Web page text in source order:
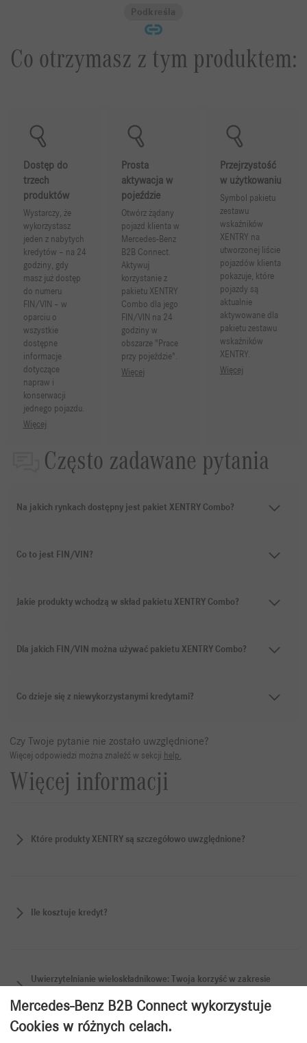
Podkreśla
Co otrzymasz z tym produktem:
Dostęp do
trzech
produktów
Wystarczy, że
wykorzystasz
jeden z nabytych
kredytów – na 24
godziny, gdy
masz już dostęp
do numeru
FIN/VIN – w
oparciu o
wszystkie
dostępne
informacje
dotyczące
napraw i
konserwacji
jednego pojazdu.
Więcej
Prosta
aktywacja w
pojeździe
Otwórz żądany
pojazd klienta w
Mercedes-Benz
B2B Connect.
Aktywuj
korzystanie z
pakietu XENTRY
Combo dla jego
FIN/VIN na 24
godziny w
obszarze "Prace
przy pojeździe".
Więcej
Przejrzystość
w użytkowaniu
Symbol pakietu
zestawu
wskaźników
XENTRY na
utworzonej liście
pojazdów klienta
pokazuje, które
pojazdy są
aktualnie
aktywowane dla
pakietu zestawu
wskaźników
XENTRY.
Więcej
Często zadawane pytania
Na jakich rynkach dostępny jest pakiet XENTRY Combo?
Co to jest FIN/VIN?
Jakie produkty wchodzą w skład pakietu XENTRY Combo?
Dla jakich FIN/VIN można używać pakietu XENTRY Combo?
Co dzieje się z niewykorzystanymi kredytami?
Czy Twoje pytanie nie zostało uwzględnione?
Więcej odpowiedzi można znaleźć w sekcji help.
Więcej informacji
Które produkty XENTRY są szczegółowo uwzględnione?
Ile kosztuje kredyt?
Uwierzytelnianie wieloskładnikowe: Twoja korzyść w zakresie
Mercedes-Benz B2B Connect wykorzystuje
Cookies w różnych celach.